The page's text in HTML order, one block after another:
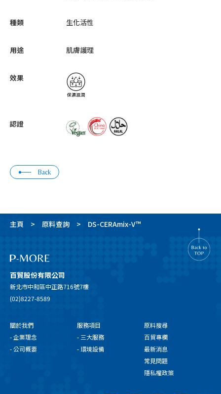
種類 生化活性
用途 肌膚護理
效果
認證
Back
主頁 原料查詢 DS-CERAmix-V™
百貿股份有限公司
新北市中和區中正路716號7樓
(02)8227-8589
關於我們
- 企業理念
- 公司概要
服務項目
- 三大服務
- 環境設備
原料搜尋
百貿專欄
最新消息
常見問題
隱私權政策